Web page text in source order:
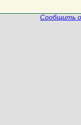
Сообщить о